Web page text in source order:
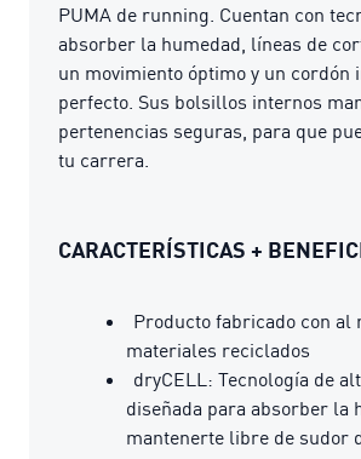
PUMA de running. Cuentan con
absorber la humedad, líneas de
un movimiento óptimo y un cordón
perfecto. Sus bolsillos internos
pertenencias seguras, para que
tu carrera.
CARACTERÍSTICAS +
Producto fabricado con al
materiales reciclados
dryCELL: Tecnología de
diseñada para absorber la
mantenerte libre de sudor